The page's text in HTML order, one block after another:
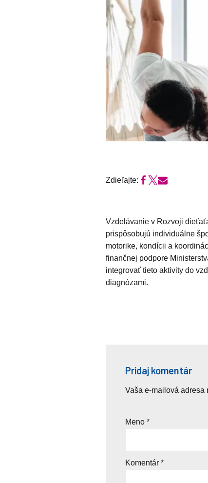
Zdieľajte:
Vzdelávanie v Rozvoji
prispôsobujú individuálne
motorike, kondícii a
finančnej podpore
integrovať tieto aktivity do
diagnózami.
Pridaj komentár
Vaša e-mailová adresa
Meno *
Komentár *